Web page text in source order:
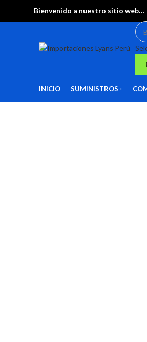
Bienvenido a nuestro sitio web…
INICIO SUMINISTROS